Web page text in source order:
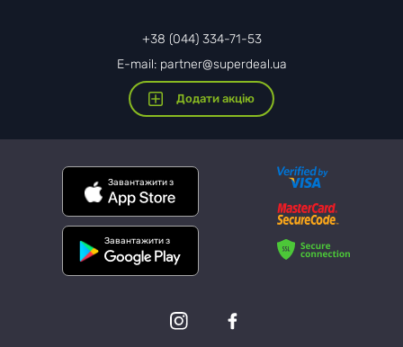
+38 (044) 334-71-53
E-mail: partner@superdeal.ua
Додати акцію
Завантажити з
Завантажити з